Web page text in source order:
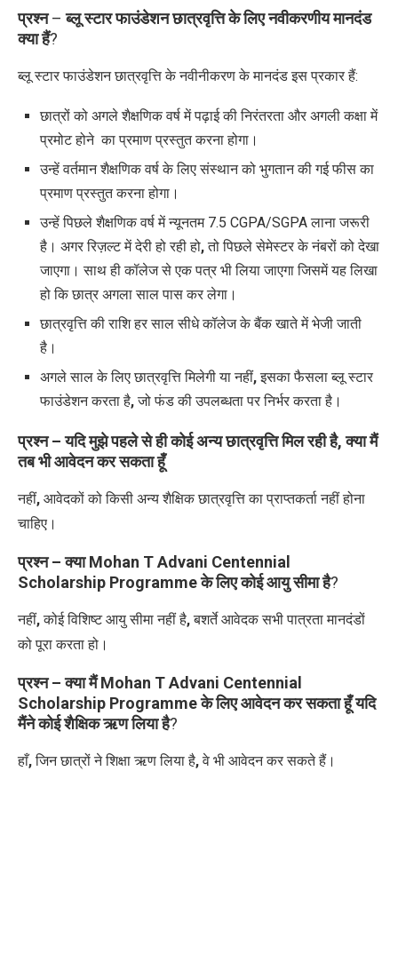
प्रश्न– ब्लू स्टार फाउंडेशन छात्रवृत्ति के लिए नवीकरणीय मानदंड
क्या हैं?
ब्लू स्टार फाउंडेशन छात्रवृत्ति के नवीनीकरण के मानदंड इस प्रकार हैं:
छात्रों को अगले शैक्षणिक वर्ष में पढ़ाई की निरंतरता और अगली कक्षा में
प्रमोट होने का प्रमाण प्रस्तुत करना होगा।
उन्हें वर्तमान शैक्षणिक वर्ष के लिए संस्थान को भुगतान की गई फीस का
प्रमाण प्रस्तुत करना होगा।
उन्हें पिछले शैक्षणिक वर्ष में न्यूनतम 7.5 CGPA/SGPA लाना जरूरी
है। अगर रिज़ल्ट में देरी हो रही हो,तो पिछले सेमेस्टर के नंबरों को देखा
जाएगा। साथ ही कॉलेज से एक पत्र भी लिया जाएगा जिसमें यह लिखा
हो कि छात्र अगला साल पास कर लेगा।
छात्रवृत्ति की राशि हर साल सीधे कॉलेज के बैंक खाते में भेजी जाती
है।
अगले साल के लिए छात्रवृत्ति मिलेगी या नहीं,इसका फैसला ब्लू स्टार
फाउंडेशन करता है,जो फंड की उपलब्धता पर निर्भर करता है।
प्रश्न – यदि मुझे पहले से ही कोई अन्य छात्रवृत्ति मिल रही है,क्या मैं
तब भी आवेदन कर सकता हूँ
नहीं, आवेदकों को किसी अन्य शैक्षिक छात्रवृत्ति का प्राप्तकर्ता नहीं होना
चाहिए।
प्रश्न – क्याMohan T Advani Centennial
Scholarship Programme के लिएकोई आयु सीमा है?
नहीं,कोई विशिष्ट आयु सीमा नहीं है,बशर्ते आवेदक सभी पात्रता मानदंडों
को पूरा करता हो।
प्रश्न – क्या मैंMohan T Advani Centennial
Scholarship Programme के लिएआवेदन कर सकता हूँ यदि
मैंने कोई शैक्षिक ऋण लिया है?
हाँ,जिन छात्रों ने शिक्षा ऋण लिया है,वे भी आवेदन कर सकते हैं।